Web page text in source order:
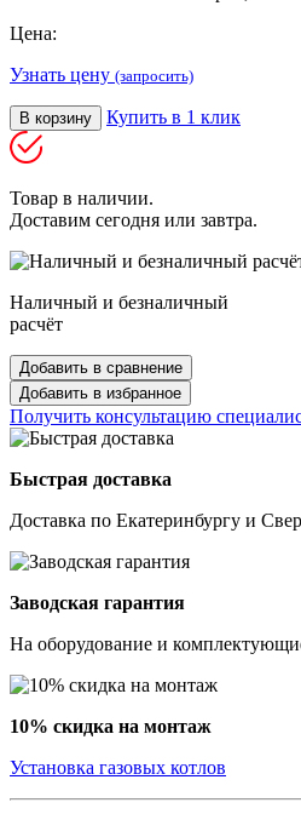
Цена:
Узнать цену (запросить)
В корзину Купить в 1 клик
Товар в наличии.
Доставим сегодня или завтра.
Наличный и безналичный
расчёт
Добавить в сравнение
Добавить в избранное
Получить консультацию
Быстрая доставка
Доставка по Екатеринбургу и
Заводская гарантия
На оборудование и
10% скидка на монтаж
Установка газовых котлов